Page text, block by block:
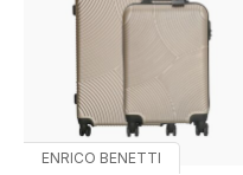
ENRICO BENETTI